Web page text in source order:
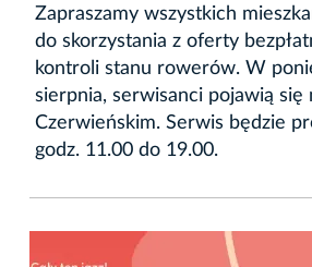
Zapraszamy wszystkich
do skorzystania z oferty
kontroli stanu rowerów. W
sierpnia, serwisanci pojawią się
Czerwieńskim. Serwis będzie
godz. 11.00 do 19.00.